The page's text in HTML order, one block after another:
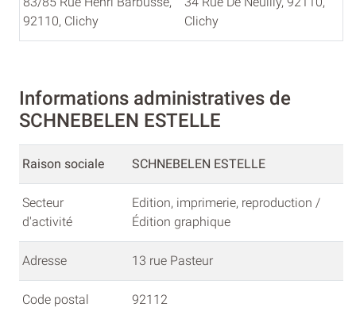
92110, Clichy
Clichy
Informations administratives de
SCHNEBELEN ESTELLE
Raison sociale SCHNEBELEN ESTELLE
Secteur
d'activité
Edition, imprimerie, reproduction /
Édition graphique
Adresse 13 rue Pasteur
Code postal 92112